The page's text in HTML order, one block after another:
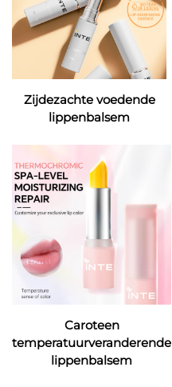
Zijdezachte voedende
lippenbalsem
Caroteen
temperatuurveranderende
lippenbalsem